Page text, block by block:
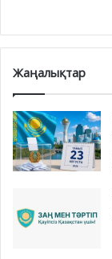
Жаңалықтар